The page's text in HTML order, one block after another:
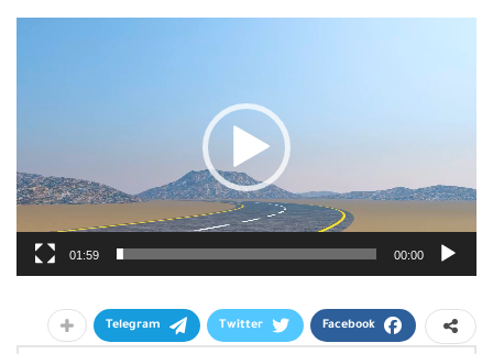
00:00
01:59
Facebook
Twitter
Telegram